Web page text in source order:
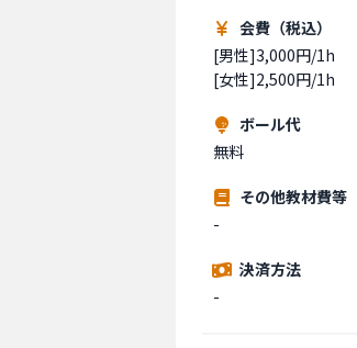
会費（税込）
[男性]3,000円/1h
[女性]2,500円/1h
ボール代
無料
その他教材費等
-
決済方法
-